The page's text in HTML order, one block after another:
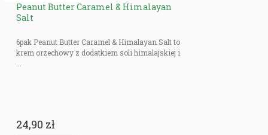
Peanut Butter Caramel & Himalayan
Salt
6pak Peanut Butter Caramel & Himalayan Salt to
krem orzechowy z dodatkiem soli himalajskiej i
24,90 zł